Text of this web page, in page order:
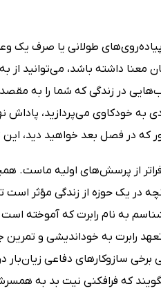
طولانی یا صرف یک
معنا داشته باشد، می‌توانید
در زندگی که شما را به
به خودکاوی می‌پردازید، پاداش
که در فصل بعد خواهید دید، این
از پرسش‌های اولیه ماست.
در یک حوزه از زندگی مؤثر
به نام رابرت که آموخته
رابرت به خوداندیشی و
سازوکارهای دفاعی
که فرافکنی نیت بد به